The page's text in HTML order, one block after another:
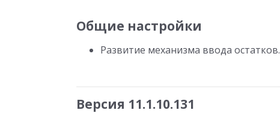
Общие настройки
Развитие механизма ввода остатков.
Версия 11.1.10.131